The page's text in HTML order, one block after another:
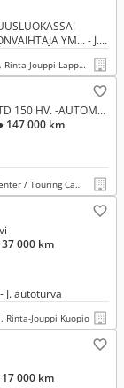
YM... - J.
Lappeenranta, J. Rinta-Jouppi Lappeenranta
2.3, Puoli-integroitu, FIAT 2.3 JTD 150 HV. -AUTOMAATTI
147 000 km
Espoo, Hymer Center / Touring Camp Oy
000 km
J. autoturva
Rinta-Jouppi Kuopio
000 km